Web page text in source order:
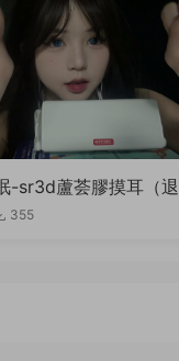
-sr3d蘆荟膠摸耳（退
355